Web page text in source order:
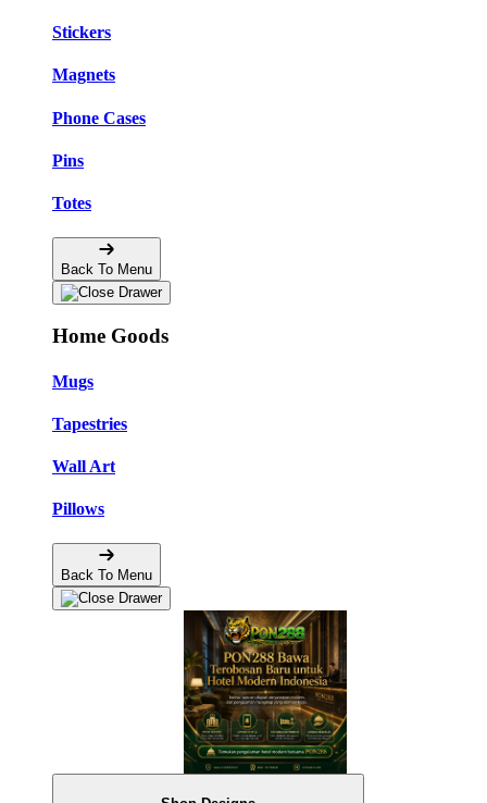
Stickers
Magnets
Phone Cases
Pins
Totes
Back To Menu
Home Goods
Mugs
Tapestries
Wall Art
Pillows
Back To Menu